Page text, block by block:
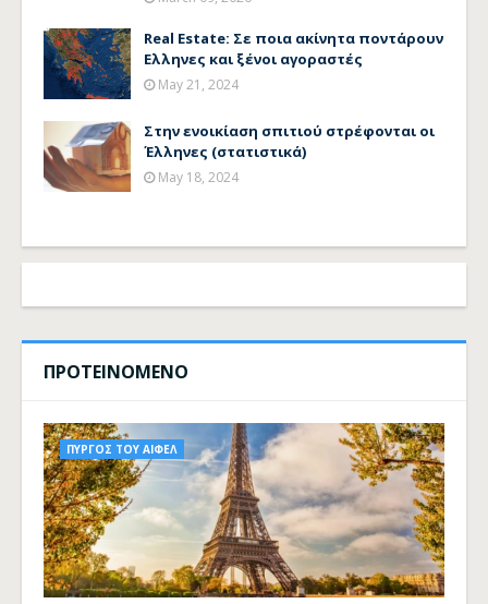
Real Estate: Σε ποια ακίνητα ποντάρουν
Ελληνες και ξένοι αγοραστές
May 21, 2024
Στην ενοικίαση σπιτιού στρέφονται οι
Έλληνες (στατιστικά)
May 18, 2024
ΠΡΟΤΕΙΝΟΜΕΝΟ
ΠΥΡΓΟΣ ΤΟΥ ΑΙΦΕΛ